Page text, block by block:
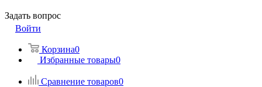
Задать вопрос
Войти
Корзина0
Избранные товары0
Сравнение товаров0